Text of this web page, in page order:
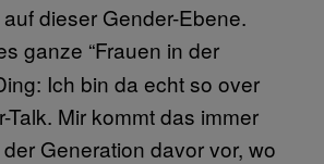
dieser Gender-Ebene.
ganze “Frauen in der
Ich bin da echt so over
Talk. Mir kommt das immer
Generation davor vor, wo